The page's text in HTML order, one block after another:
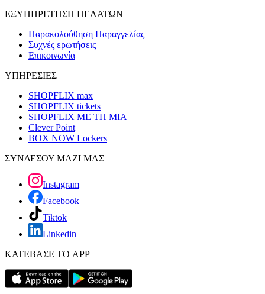
ΕΞΥΠΗΡΕΤΗΣΗ ΠΕΛΑΤΩΝ
Παρακολούθηση Παραγγελίας
Συχνές ερωτήσεις
Επικοινωνία
ΥΠΗΡΕΣΙΕΣ
SHOPFLIX max
SHOPFLIX tickets
SHOPFLIX ΜΕ ΤΗ ΜΙΑ
Clever Point
BOX NOW Lockers
ΣΥΝΔΕΣΟΥ ΜΑΖΙ ΜΑΣ
Instagram
Facebook
Tiktok
Linkedin
ΚΑΤΕΒΑΣΕ ΤΟ APP